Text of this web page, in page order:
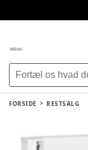
MENU
FORSIDE RESTSALG